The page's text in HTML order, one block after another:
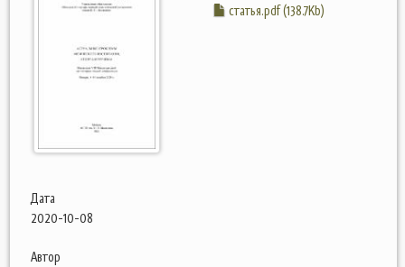
статья.pdf (138.7Kb)
Дата
2020-10-08
Автор